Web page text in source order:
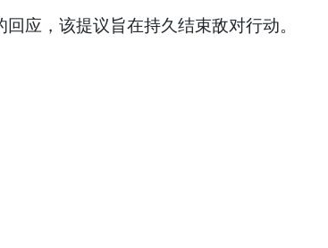
应，该提议旨在持久结束敌对行动。